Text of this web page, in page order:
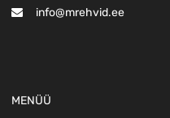
info@mrehvid.ee
MENÜÜ